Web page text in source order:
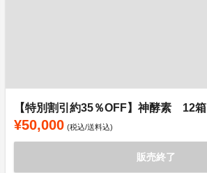
【特別割引約35％OFF】神酵素 12箱
¥50,000 (税込/送料込)
販売終了